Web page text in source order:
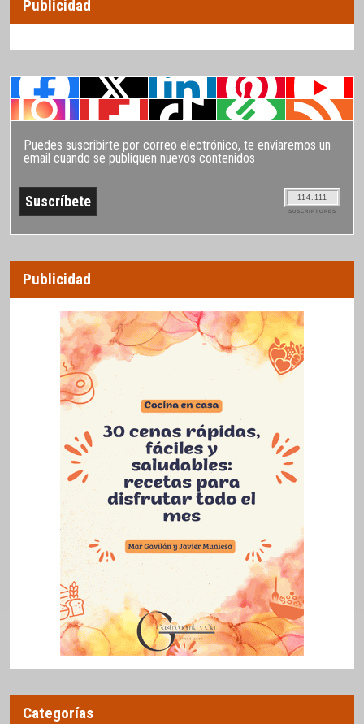
Publicidad
Puedes suscribirte por correo electrónico, te enviaremos un
email cuando se publiquen nuevos contenidos
114.111
SUSCRIPTORES
Publicidad
Categorías